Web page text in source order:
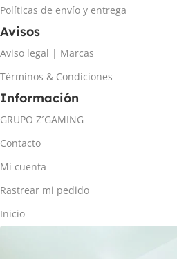
Políticas de envío y entrega
Avisos
Aviso legal | Marcas
Términos & Condiciones
Información
GRUPO Z´GAMING
Contacto
Mi cuenta
Rastrear mi pedido
Inicio